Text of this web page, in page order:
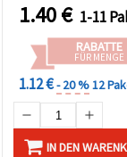
1.40€ 1-11
RABATTE
FÜR MENGE
1.12 €- 20 %12
IN DEN